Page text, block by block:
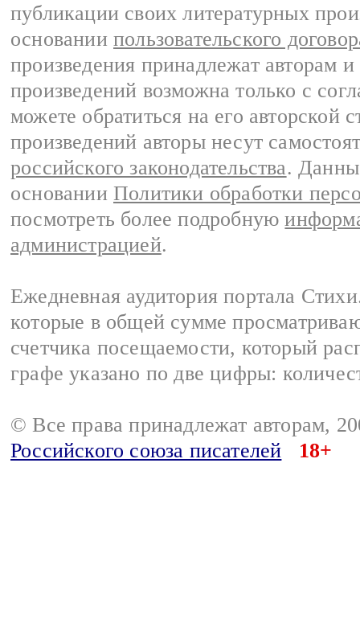
публикации своих литературных
основании пользовательского
произведения принадлежат авторам
произведений возможна только с
можете обратиться на его авторской
произведений авторы несут
российского законодательства.
основании Политики обработки
посмотреть более подробную
администрацией.
Ежедневная аудитория портала
которые в общей сумме
счетчика посещаемости, который
графе указано по две цифры:
© Все права принадлежат авторам,
Российского союза писателей
18+